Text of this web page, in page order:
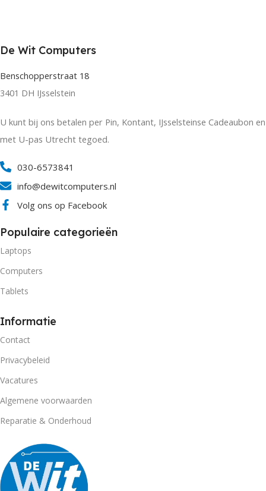
De Wit Computers
Benschopperstraat 18
3401 DH IJsselstein
U kunt bij ons betalen per Pin, Kontant, IJsselsteinse Cadeaubon en
met U-pas Utrecht tegoed.
030-6573841
info@dewitcomputers.nl
Volg ons op Facebook
Populaire categorieën
Laptops
Computers
Tablets
Informatie
Contact
Privacybeleid
Vacatures
Algemene voorwaarden
Reparatie & Onderhoud